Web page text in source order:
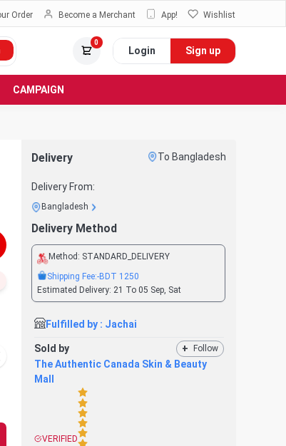
Order Become a Merchant App! Wishlist
0
Login Sign up
CAMPAIGN
Delivery To Bangladesh
Delivery From:
Bangladesh
Delivery Method
Method: STANDARD_DELIVERY
Shipping Fee:-BDT 1250
Estimated Delivery: 21 To 05 Sep, Sat
Fulfilled by : Jachai
Sold by + Follow
The Authentic Canada Skin & Beauty
Mall
VERIFIED